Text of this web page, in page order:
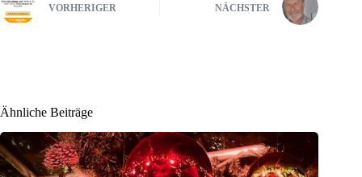
VORHERIGER NÄCHSTER
Ähnliche Beiträge